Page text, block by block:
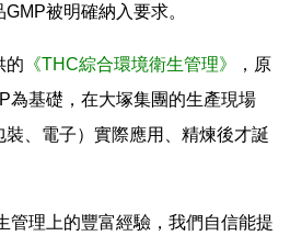
被明確納入要求。
《THC綜合環境衛生管理》
，原
為基礎，在大塚集團的生產現場
裝、電子）實際應用、精煉後才誕
理上的豐富經驗，我們自信能提